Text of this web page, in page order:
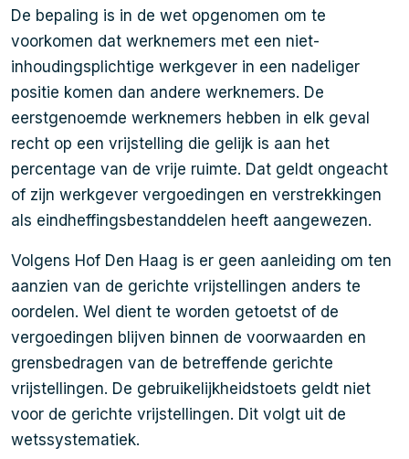
De bepaling is in de wet opgenomen om te
voorkomen dat werknemers met een niet-
inhoudingsplichtige werkgever in een nadeliger
positie komen dan andere werknemers. De
eerstgenoemde werknemers hebben in elk geval
recht op een vrijstelling die gelijk is aan het
percentage van de vrije ruimte. Dat geldt ongeacht
of zijn werkgever vergoedingen en verstrekkingen
als eindheffingsbestanddelen heeft aangewezen.
Volgens Hof Den Haag is er geen aanleiding om ten
aanzien van de gerichte vrijstellingen anders te
oordelen. Wel dient te worden getoetst of de
vergoedingen blijven binnen de voorwaarden en
grensbedragen van de betreffende gerichte
vrijstellingen. De gebruikelijkheidstoets geldt niet
voor de gerichte vrijstellingen. Dit volgt uit de
wetssystematiek.